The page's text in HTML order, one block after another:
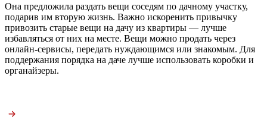
Она предложила раздать вещи соседям по дачному участку,
подарив им вторую жизнь. Важно искоренить привычку
привозить старые вещи на дачу из квартиры — лучше
избавляться от них на месте. Вещи можно продать через
онлайн-сервисы, передать нуждающимся или знакомым. Для
поддержания порядка на даче лучше использовать коробки и
органайзеры.